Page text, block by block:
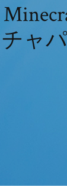
チャ